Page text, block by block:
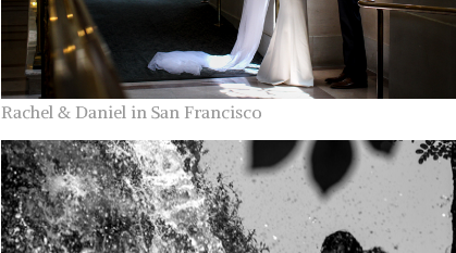
Rachel & Daniel in San Francisco